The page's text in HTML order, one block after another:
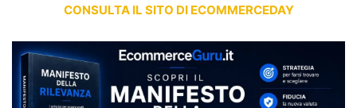
CONSULTA IL SITO DI ECOMMERCEDAY